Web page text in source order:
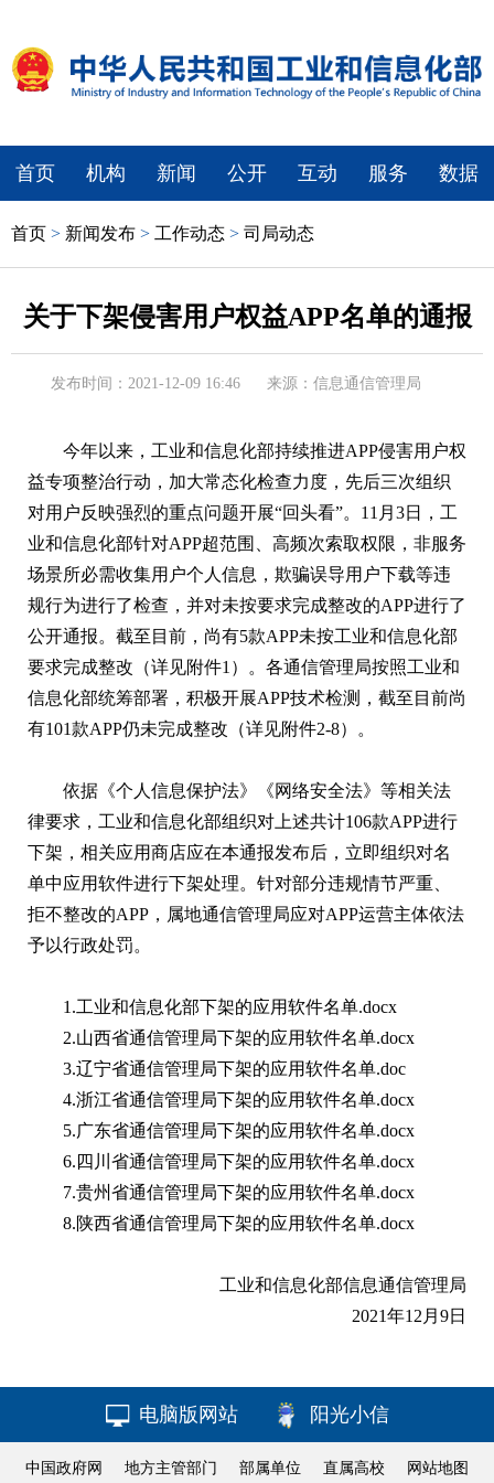
首页 机构 新闻 公开 互动 服务 数据
首页 > 新闻发布 > 工作动态 > 司局动态
关于下架侵害用户权益APP名单的通报
发布时间：2021-12-09 16:46 来源：信息通信管理局
今年以来， 工业和信息化部持续推进APP侵害用户权
益专项整治行动，加大常态化检查力度，先后三次组织
对用户反映强烈的重点问题开展“回头看”。11月3日， 工
业和信息化部针对APP超范围、高频次索取权限，非服务
场景所必需收集用户个人信息，欺骗误导用户下载等违
规行为进行了检查，并对未按要求完成整改的APP进行了
公开通报。截至目前，尚有5款APP未按工业和信息化部
要求完成整改（详见附件1）。各通信管理局按照工业和
信息化部统筹部署，积极开展APP技术检测，截至目前尚
有101款APP仍未完成整改（详见附件2-8）。
依据《个人信息保护法》《网络安全法》等相关法
律要求， 工业和信息化部组织对上述共计106款APP进行
下架，相关应用商店应在本通报发布后，立即组织对名
单中应用软件进行下架处理。针对部分违规情节严重、
拒不整改的APP，属地通信管理局应对APP运营主体依法
予以行政处罚。
1.工业和信息化部下架的应用软件名单.docx
2.山西省通信管理局下架的应用软件名单.docx
3.辽宁省通信管理局下架的应用软件名单.doc
4.浙江省通信管理局下架的应用软件名单.docx
5.广东省通信管理局下架的应用软件名单.docx
6.四川省通信管理局下架的应用软件名单.docx
7.贵州省通信管理局下架的应用软件名单.docx
8.陕西省通信管理局下架的应用软件名单.docx
工业和信息化部信息通信管理局
2021年12月9日
电脑版网站 阳光小信
中国政府网 地方主管部门 部属单位 直属高校 网站地图